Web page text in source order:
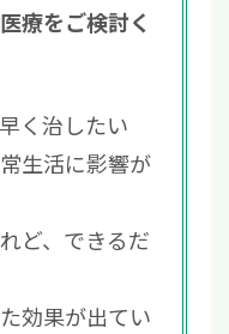
療をご検討く
く治したい
生活に影響が
ど、できるだ
効果が出てい